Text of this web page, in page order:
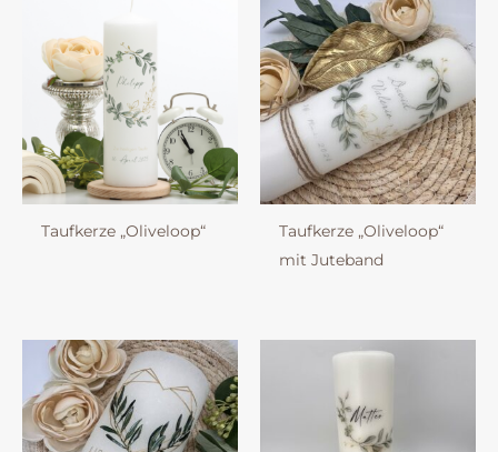
Taufkerze „Oliveloop“
Taufkerze „Oliveloop“
mit Juteband